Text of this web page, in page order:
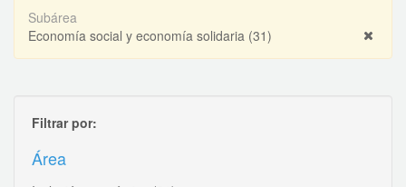
Subárea
Economía social y economía solidaria (31)
Filtrar por:
Área